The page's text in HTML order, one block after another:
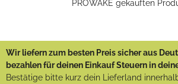
PROWAKE gekauften
Wir liefern zum besten Preis sicher aus
bezahlen für deinen Einkauf Steuern in
Bestätige bitte kurz dein Lieferland